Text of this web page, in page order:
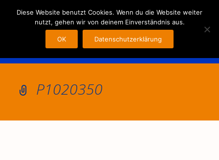
P1020350
MENU
Diese Website benutzt Cookies. Wenn du die Website weiter
nutzt, gehen wir von deinem Einverständnis aus.
OK Datenschutzerklärung